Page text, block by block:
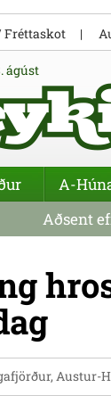
ágúst
Austur-
Fréttaskot
A-
Aðsent